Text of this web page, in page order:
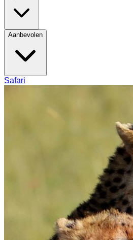
Aanbevolen
Safari